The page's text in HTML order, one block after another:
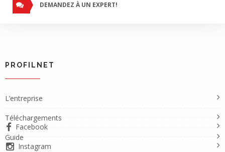
DEMANDEZ À UN EXPERT!
PROFILNET
L’entreprise
Téléchargements
Guide
Facebook
Instagram